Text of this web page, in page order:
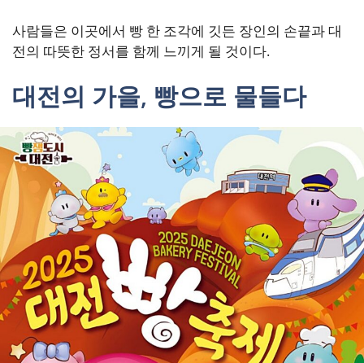
사람들은 이곳에서 빵 한 조각에 깃든 장인의 손끝과 대
전의 따뜻한 정서를 함께 느끼게 될 것이다.
대전의 가을, 빵으로 물들다